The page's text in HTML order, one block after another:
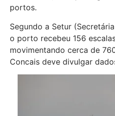
portos.
Segundo a Setur
o porto recebeu 156
movimentando cerca de
Concais deve divulgar